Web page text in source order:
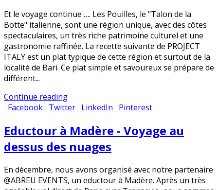
Et le voyage continue …. Les Pouilles, le "Talon de la
Botte" italienne, sont une région unique, avec des côtes
spectaculaires, un très riche patrimoine culturel et une
gastronomie raffinée. La recette suivante de PROJECT
ITALY est un plat typique de cette région et surtout de la
localité de Bari. Ce plat simple et savoureux se prépare de
différent...
Continue reading
Facebook Twitter LinkedIn Pinterest
Eductour à Madère - Voyage au
dessus des nuages
En décembre, nous avons organisé avec notre partenaire
@ABREU EVENTS, un eductour à Madère. Après un très